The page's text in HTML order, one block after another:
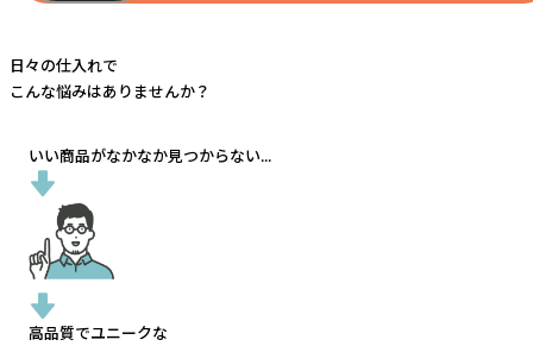
日々の仕入れで
こんな悩みはありませんか？
いい商品がなかなか見つからない...
高品質でユニークな